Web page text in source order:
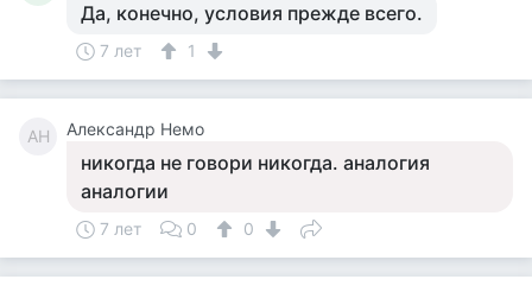
Да, конечно, условия прежде всего.
7 лет 1
АН Александр Немо
никогда не говори никогда. аналогия
аналогии
7 лет 0 0